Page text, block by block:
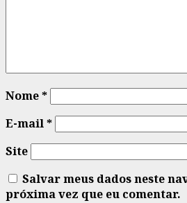
Nome*
E-mail*
Site
Salvar meus dados neste
próxima vez que eu comentar.